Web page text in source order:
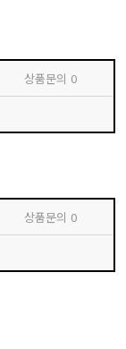
상품문의 0
상품문의 0